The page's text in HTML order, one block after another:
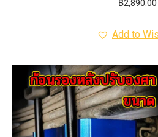
฿2,890.00
Add to